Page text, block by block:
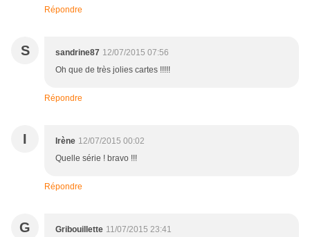
Répondre
S sandrine87 12/07/2015 07:56
Oh que de très jolies cartes !!!!!
Répondre
I Irène 12/07/2015 00:02
Quelle série ! bravo !!!
Répondre
G Gribouillette 11/07/2015 23:41